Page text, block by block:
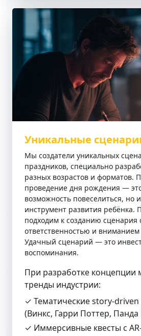
Уникальные
Мы создатели уникальных
праздников, специально
разных возрастов и форматов.
проведение дня рождения —
возможность повеселиться, но
инструмент развития ребёнка.
подходим к созданию сценария
ответственностью и вниманием
Удачный сценарий — это
воспоминания.
При разработке концепции
тренды индустрии:
✓ Тематические
(Винкс, Гарри Поттер, Панда
✓ Иммерсивные квесты с